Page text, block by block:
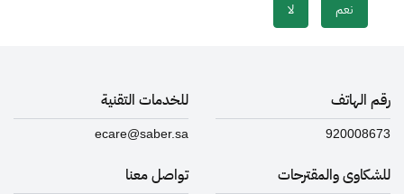
نعم لا
رقم الهاتف
920008673
للخدمات التقنية
ecare@saber.sa
للشكاوى والمقترحات تواصل معنا